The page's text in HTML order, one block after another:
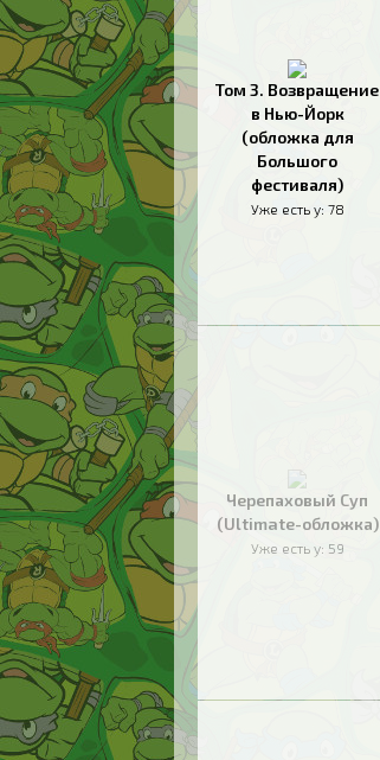
Том 3. Возвращение
в Нью-Йорк
(обложка для
Большого
фестиваля)
Уже есть у: 78
Черепаховый Суп
(Ultimate-обложка)
Уже есть у: 59